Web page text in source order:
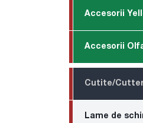
Accesorii
Accesorii
Cutite/
Lame de